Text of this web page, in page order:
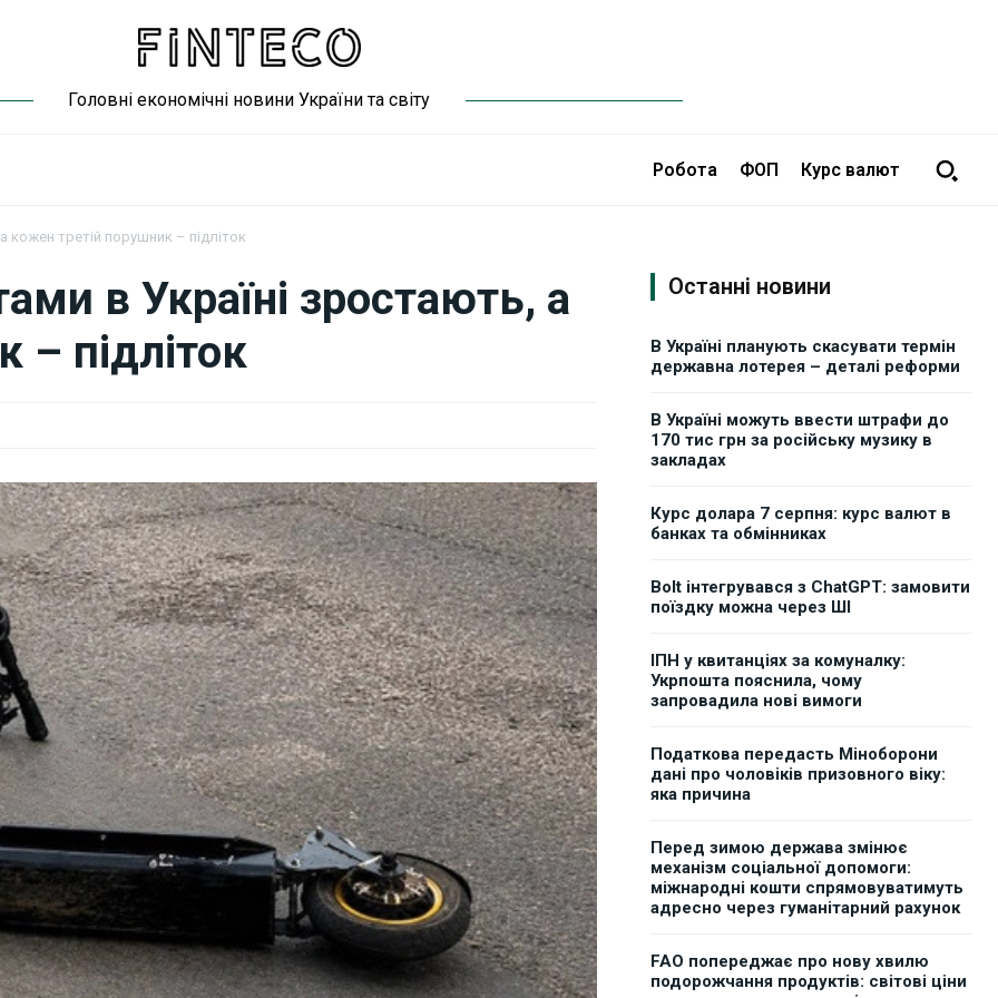
Головні економічні новини України та світу
Робота ФОП Курс валют
третій порушник – підліток
в Україні зростають, а
– підліток
Останні новини
В Україні планують скасувати термін
державна лотерея – деталі реформи
В Україні можуть ввести штрафи до
170 тис грн за російську музику в
закладах
Курс долара 7 серпня: курс валют в
банках та обмінниках
Bolt інтегрувався з ChatGPT: замовити
поїздку можна через ШІ
ІПН у квитанціях за комуналку:
Укрпошта пояснила, чому
запровадила нові вимоги
Податкова передасть Міноборони
дані про чоловіків призовного віку:
яка причина
Перед зимою держава змінює
механізм соціальної допомоги:
міжнародні кошти спрямовуватимуть
адресно через гуманітарний рахунок
FAO попереджає про нову хвилю
подорожчання продуктів: світові ціни